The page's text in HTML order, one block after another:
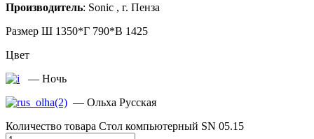
Производитель: Sonic , г. Пенза
Размер Ш 1350*Г 790*В 1425
Цвет
— Ночь
— Ольха Русская
Количество товара Стол компьютерный SN 05.15